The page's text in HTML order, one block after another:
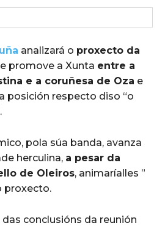
analizará o proxecto da
promove a Xunta entre a
e a coruñesa de Oza e
posición respecto diso “o
pola súa banda, avanza
herculina, a pesar da
de Oleiros, animaríalles ”
proxecto.
conclusións da reunión